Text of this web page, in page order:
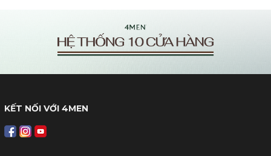
KẾT NỐI VỚI 4MEN